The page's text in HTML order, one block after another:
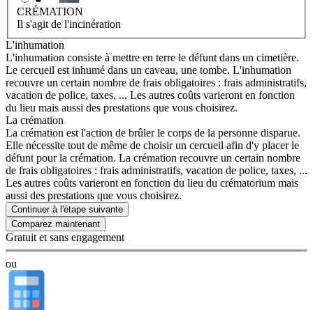
CRÉMATION
Il s'agit de l'incinération
L'inhumation
L'inhumation consiste à mettre en terre le défunt dans un cimetière.
Le cercueil est inhumé dans un caveau, une tombe. L'inhumation
recouvre un certain nombre de frais obligatoires : frais administratifs,
vacation de police, taxes, ... Les autres coûts varieront en fonction
du lieu mais aussi des prestations que vous choisirez.
La crémation
La crémation est l'action de brûler le corps de la personne disparue.
Elle nécessite tout de même de choisir un cercueil afin d'y placer le
défunt pour la crémation. La crémation recouvre un certain nombre
de frais obligatoires : frais administratifs, vacation de police, taxes, ...
Les autres coûts varieront en fonction du lieu du crématorium mais
aussi des prestations que vous choisirez.
Continuer à l'étape suivante
Gratuit et sans engagement
ou